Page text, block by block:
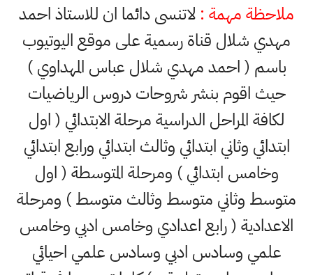
ملاحظة مهمة : لاتنسى دائما ان للاستاذ احمد
مهدي شلال قناة رسمية على موقع اليوتيوب
باسم ( احمد مهدي شلال عباس المهداوي )
حيث اقوم بنشر شروحات دروس الرياضيات
لكافة المراحل الدراسية مرحلة الابتدائي ( اول
ابتدائي وثاني ابتدائي وثالث ابتدائي ورابع ابتدائي
وخامس ابتدائي ) ومرحلة المتوسطة ( اول
متوسط وثاني متوسط وثالث متوسط ) ومرحلة
الاعدادية ( رابع اعدادي وخامس ادبي وخامس
علمي وسادس ادبي وسادس علمي احيائي